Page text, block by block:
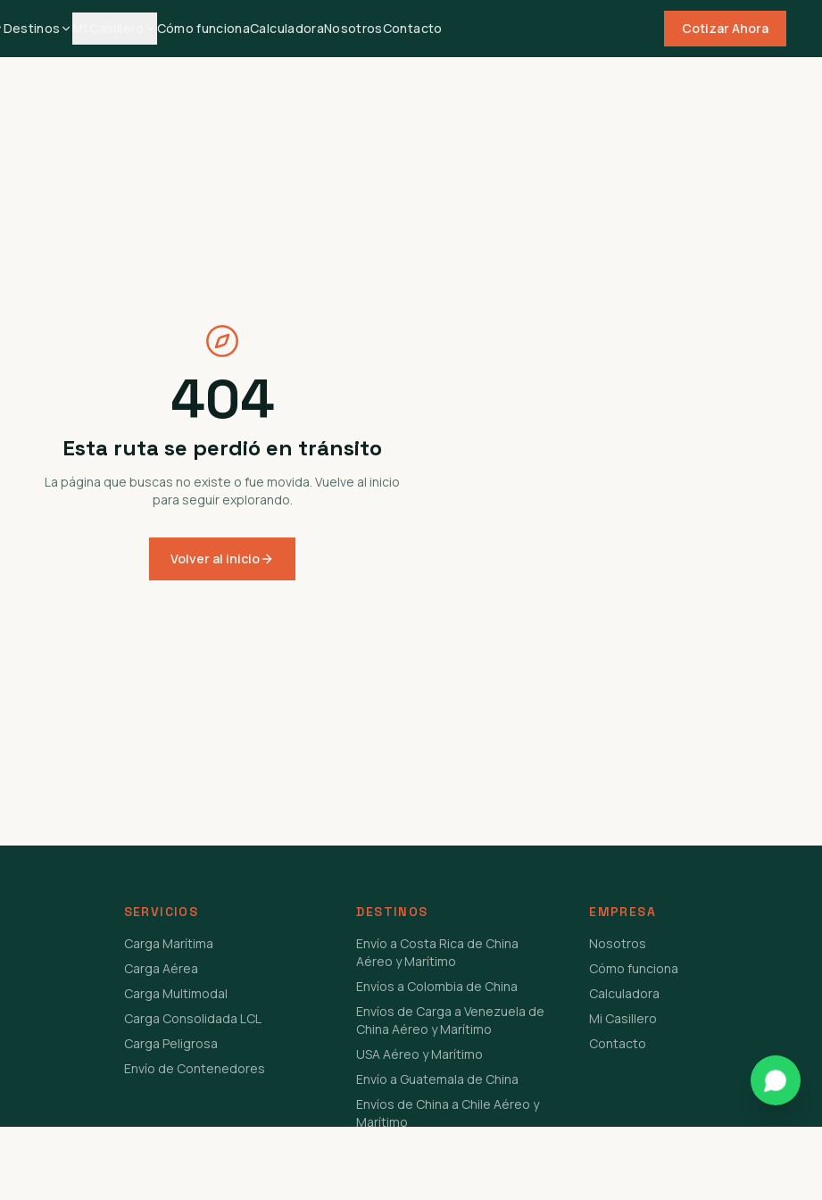
Destinos Cómo funcionaCalculadoraNosotrosContacto Cotizar Ahora
404
Esta ruta se perdió en tránsito
La página que buscas no existe o fue movida. Vuelve al inicio
para seguir explorando.
Volver al inicio
SERVICIOS
Carga Marítima
Carga Aérea
Carga Multimodal
Carga Consolidada LCL
Carga Peligrosa
Envío de Contenedores
DESTINOS
Envío a Costa Rica de China
Aéreo y Marítimo
Envíos a Colombia de China
Envíos de Carga a Venezuela de
China Aéreo y Marítimo
USA Aéreo y Marítimo
Envío a Guatemala de China
Envíos de China a Chile Aéreo y
Marítimo
EMPRESA
Nosotros
Cómo funciona
Calculadora
Mi Casillero
Contacto